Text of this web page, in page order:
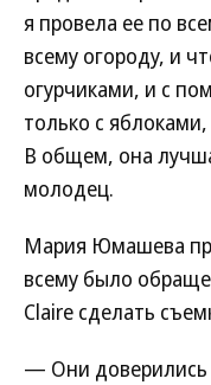
я провела ее по
всему огороду, и
огурчиками, и с
только с
В общем, она
молодец.
Мария Юмашева
всему было
Claire сделать
— Они доверились